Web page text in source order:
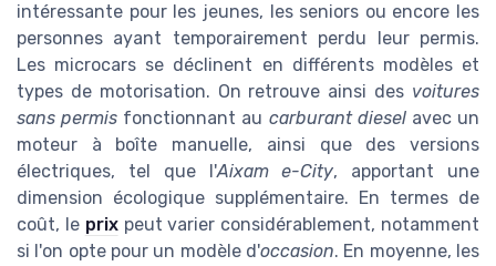
intéressante pour les jeunes, les seniors ou encore les
personnes ayant temporairement perdu leur permis.
Les microcars se déclinent en différents modèles et
types de motorisation. On retrouve ainsi des voitures
sans permis fonctionnant au carburant dieselavec un
moteur à boîte manuelle, ainsi que des versions
électriques, tel que l'Aixam e-City, apportant une
dimension écologique supplémentaire. En termes de
coût, le prixpeut varier considérablement, notamment
si l'on opte pour un modèle d'occasion. En moyenne, les